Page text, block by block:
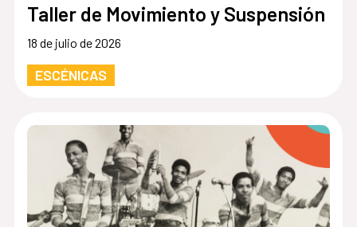
Taller de Movimiento y Suspensión
18 de julio de 2026
ESCÉNICAS